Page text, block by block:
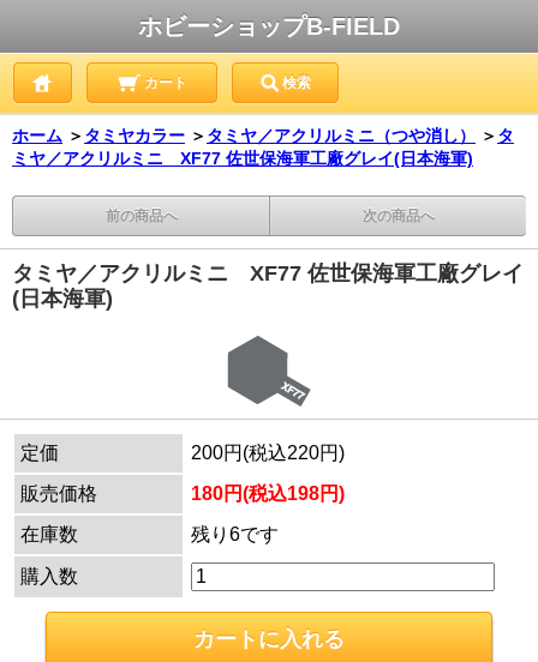
ホビーショップB-FIELD
カート 検索
ホーム ＞ タミヤカラー ＞ タミヤ／アクリルミニ（つや消し） ＞ タ
ミヤ／アクリルミニ XF77 佐世保海軍工廠グレイ(日本海軍)
前の商品へ 次の商品へ
タミヤ／アクリルミニ XF77 佐世保海軍工廠グレイ
(日本海軍)
定価
200円(税込220円)
販売価格
180円(税込198円)
在庫数
残り6です
購入数